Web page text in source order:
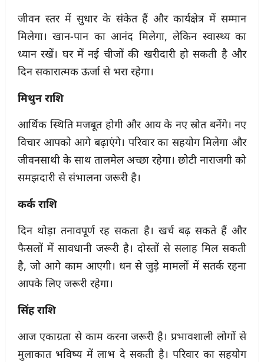
जीवन स्तर में सुधार के संकेत हैं और कार्यक्षेत्र में सम्मान
मिलेगा। खान-पान का आनंद मिलेगा, लेकिन स्वास्थ्य का
ध्यान रखें। घर में नई चीजों की खरीदारी हो सकती है और
दिन सकारात्मक ऊर्जा से भरा रहेगा।
मिथुन राशि
आर्थिक स्थिति मजबूत होगी और आय के नए स्रोत बनेंगे। नए
विचार आपको आगे बढ़ाएंगे। परिवार का सहयोग मिलेगा और
जीवनसाथी के साथ तालमेल अच्छा रहेगा। छोटी नाराजगी को
समझदारी से संभालना जरूरी है।
कर्क राशि
दिन थोड़ा तनावपूर्ण रह सकता है। खर्च बढ़ सकते हैं और
फैसलों में सावधानी जरूरी है। दोस्तों से सलाह मिल सकती
है, जो आगे काम आएगी। धन से जुड़े मामलों में सतर्क रहना
आपके लिए जरूरी रहेगा।
सिंह राशि
आज एकाग्रता से काम करना जरूरी है। प्रभावशाली लोगों से
मुलाकात भविष्य में लाभ दे सकती है। परिवार का सहयोग